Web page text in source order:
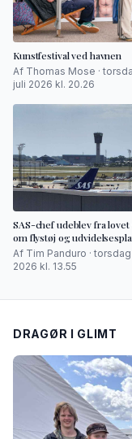
Kunstfestival ved havnen
Af Thomas Mose ·
juli 2026 kl. 20.26
SAS-chef udeblev fra lovet
om flystøj og
Af Tim Panduro ·
2026 kl. 13.55
DRAGØR I GLIMT